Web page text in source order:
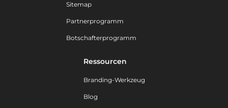
Sitemap
Partnerprogramm
Botschafterprogramm
Ressourcen
Branding-Werkzeug
Blog